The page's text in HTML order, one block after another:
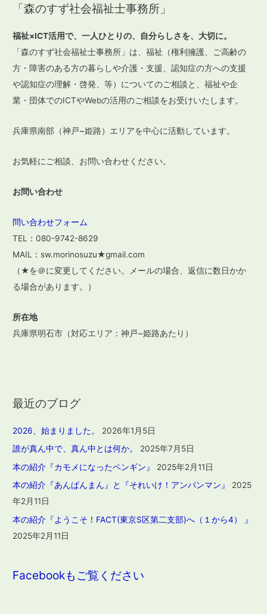
ナ
ビ
ゲ
ー
シ
ョ
ン
「森のすず社会福祉士事務所」
福祉×ICT活用で、一人ひとりの、自分らしさを、大切に。
「森のすず社会福祉士事務所」は、福祉（権利擁護、ご高齢の
方・障害のある方の暮らしや介護・支援、認知症の方への支援
や認知症の理解・啓発、等）についてのご相談と、福祉や企
業・団体でのICTやWebの活用のご相談をお受けいたします。
兵庫県南部（神戸~姫路）エリアを中心に活動しています。
お気軽にご相談、お問い合わせください。
お問い合わせ
問い合わせフォーム
TEL：080-9742-8629
MAIL：sw.morinosuzu★gmail.com
（★を＠に変更してください。メールの場合、返信に数日かか
る場合があります。）
所在地
兵庫県明石市（対応エリア：神戸~姫路あたり）
最近のブログ
2026、始まりました。
2026年1月5日
誰が真ん中で、真ん中とは何か。
2025年7月5日
本の紹介『カモメになったペンギン』
2025年2月11日
本の紹介『あんぱんまん』と『それいけ！アンパンマン』
2025
年2月11日
本の紹介『ようこそ！FACT(東京S区第二支部)へ（１から4） 』
2025年2月11日
Facebookもご覧ください